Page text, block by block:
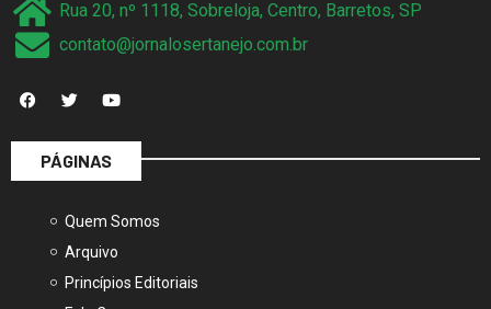
Rua 20, nº 1118, Sobreloja, Centro, Barretos, SP
contato@jornalosertanejo.com.br
PÁGINAS
Quem Somos
Arquivo
Princípios Editoriais